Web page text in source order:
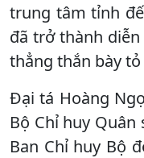
trung tâm tỉnh
đã trở thành
thẳng thắn bày
Đại tá Hoàng
Bộ Chỉ huy
Ban Chỉ huy Bộ